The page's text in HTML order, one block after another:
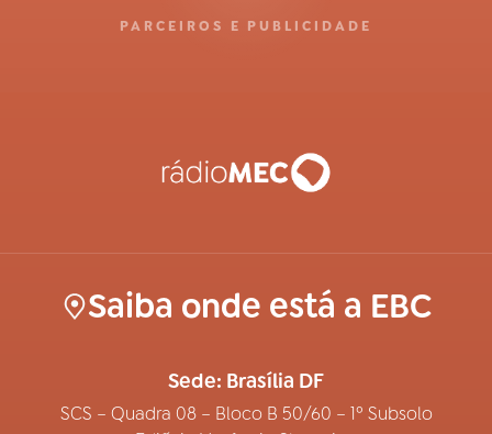
PARCEIROS E PUBLICIDADE
Saiba onde está a EBC
Sede: Brasília DF
SCS – Quadra 08 – Bloco B 50/60 – 1º Subsolo